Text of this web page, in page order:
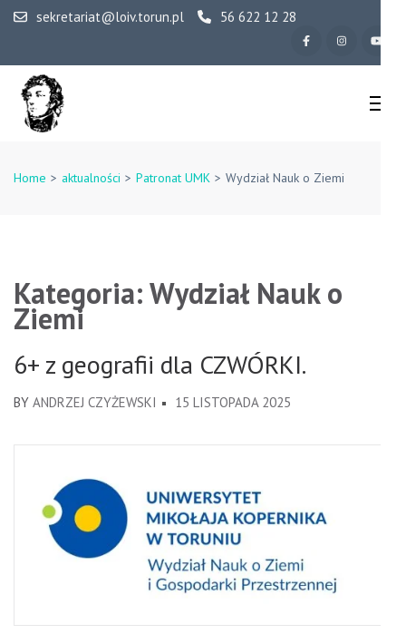
Skip
content
(Press
Enter)
sekretariat@loiv.torun.pl 56 622 12 28
Ogólnokształcące w
Home > aktualności > Patronat UMK > Wydział Nauk o Ziemi
Kategoria:Wydział Nauk o
Ziemi
6+ z geografii dla CZWÓRKI.
BY ANDRZEJ CZYŻEWSKI 15 LISTOPADA 2025